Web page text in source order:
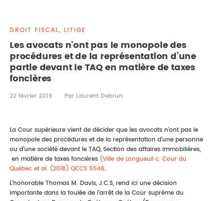
PROPRIÉTÉ INTELLECTUELLE
DROIT DE LA FAMILLE
DROIT FISCAL, LITIGE
Les avocats n'ont pas le monopole des
procédures et de la représentation d’une
partie devant le TAQ en matière de taxes
foncières
22 février 2019 Par Laurent Debrun
La Cour supérieure vient de décider que les avocats n'ont pas le
monopole des procédures et de la représentation d’une personne
ou d’une société devant le TAQ, Section des affaires immobilières,
en matière de taxes foncières (Ville de Longueuil c. Cour du
Québec et al. (2018) QCCS 5546.
L’honorable Thomas M. Davis, J.C.S, rend ici une décision
importante dans la foulée de l’arrêt de la Cour suprême du